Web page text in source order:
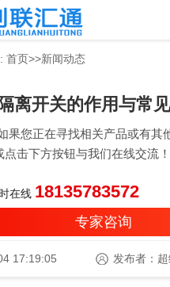
首页>>新闻动态
隔离开关的作用与常
果您正在寻找相关产品或有其
点击下方按钮与我们在线交流！
在线 18135783572
专家咨询
17:19:05 发布者：